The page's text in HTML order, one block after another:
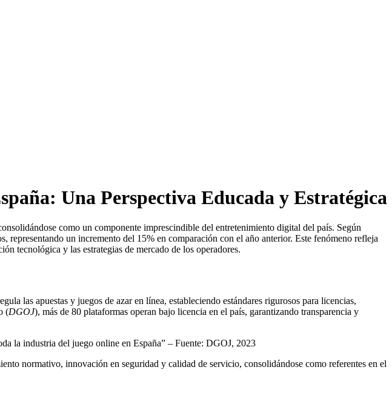
Una Perspectiva Educada y Estratégica
como un componente imprescindible del entretenimiento digital del país. Según
representando un incremento del 15% en comparación con el año anterior. Este fenómeno refleja
tecnológica y las estrategias de mercado de los operadores.
las apuestas y juegos de azar en línea, estableciendo estándares rigurosos para licencias,
(DGOJ), más de 80 plataformas operan bajo licencia en el país, garantizando transparencia y
la industria del juego online en España” – Fuente: DGOJ, 2023
normativo, innovación en seguridad y calidad de servicio, consolidándose como referentes en el